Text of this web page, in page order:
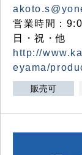
営業時間：
日・祝・他
http://
eyama/
販売可